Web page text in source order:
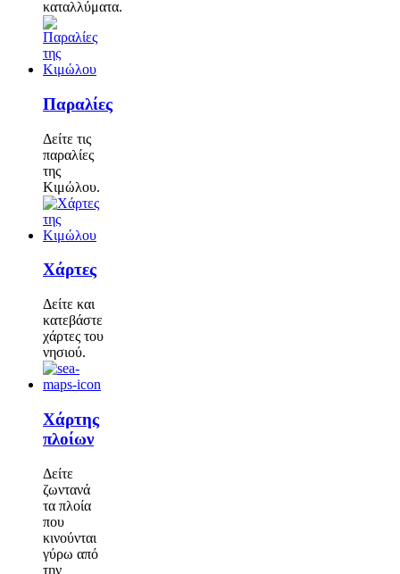
καταλλύματα.
Παραλίες
Δείτε τις
παραλίες
της
Κιμώλου.
Χάρτες
Δείτε και
κατεβάστε
χάρτες του
νησιού.
Χάρτης
πλοίων
Δείτε
ζωντανά
τα πλοία
που
κινούνται
γύρω από
την